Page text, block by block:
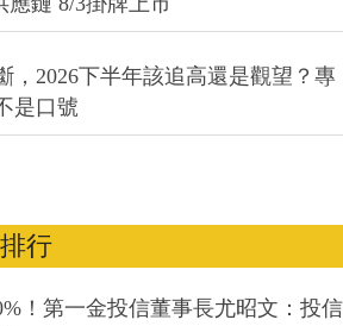
，2026下半年該追高還是觀望？專
是口號
行
！第一金投信董事長尤昭文：投信